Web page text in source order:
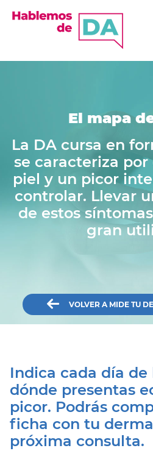
El mapa
La DA cursa en
se caracteriza por
piel y un picor
controlar. Llevar
de estos
gran
VOLVER A MIDE TU
Indica cada día de
dónde presentas
picor. Podrás
ficha con tu
próxima consulta.